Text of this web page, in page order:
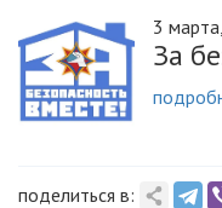
3
За
поделиться в: